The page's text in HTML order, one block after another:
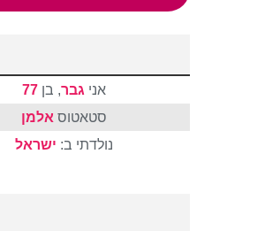
אני גבר, בן 77
סטאטוס אלמן
נולדתי ב: ישראל